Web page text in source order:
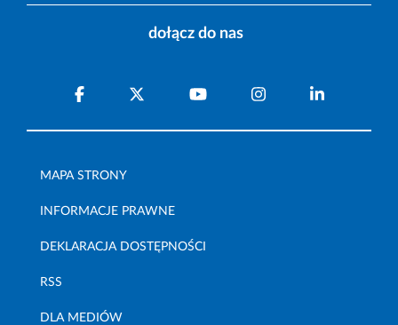
dołącz do nas
MAPA STRONY
INFORMACJE PRAWNE
DEKLARACJA DOSTĘPNOŚCI
RSS
DLA MEDIÓW